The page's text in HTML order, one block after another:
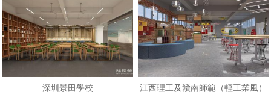
深圳景田學校 江西理工及贛南師範（輕工業風）